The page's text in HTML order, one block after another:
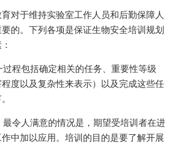
对于维持实验室工作人员和后勤保障人
的。下列各项是保证生物安全培训规划
程包括确定相关的任务、重要性等级
程度以及复杂性来表示）以及完成这些任
最令人满意的情况是，期望受培训者在进
中加以应用。培训的目的是要了解开展